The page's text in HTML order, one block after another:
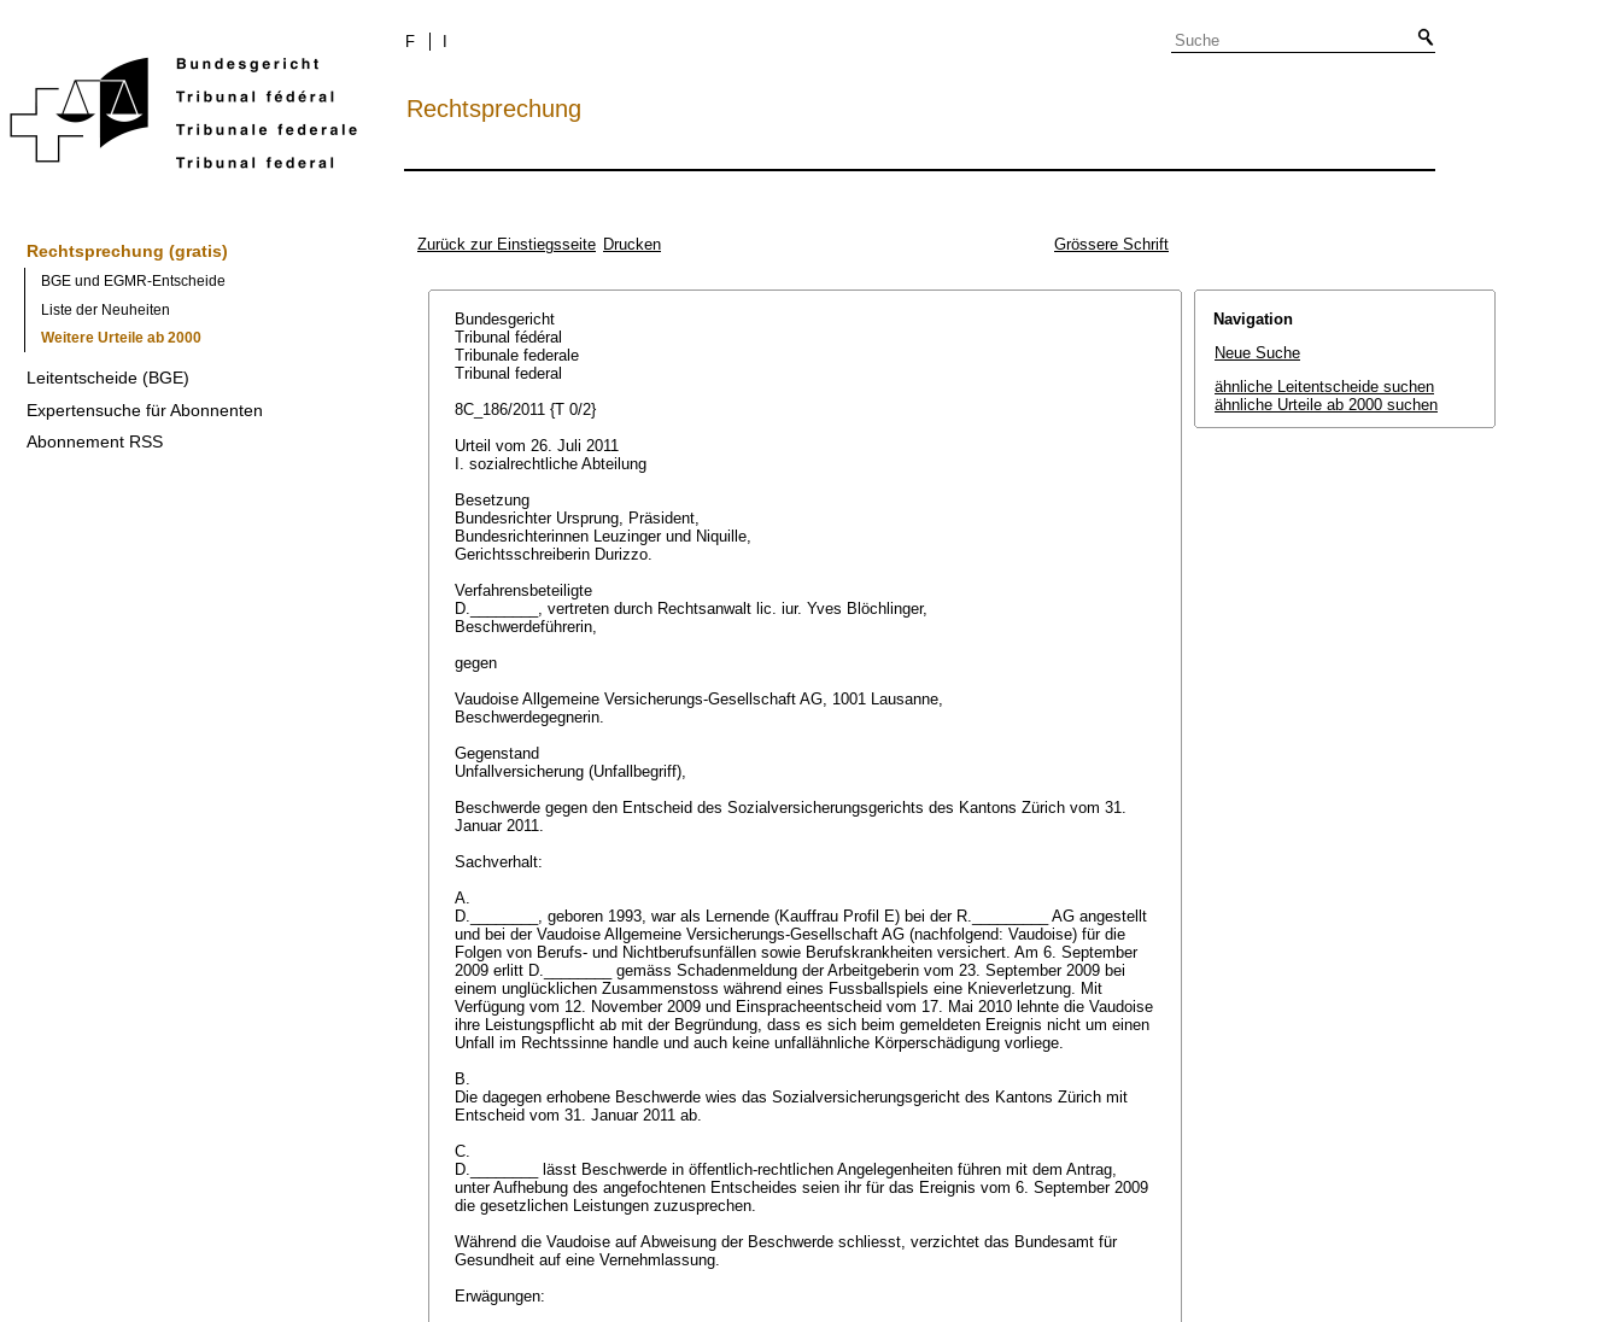
F
Rechtsprechung
Rechtsprechung (gratis)
BGE und EGMR-Entscheide
Liste der Neuheiten
Weitere Urteile ab 2000
Leitentscheide (BGE)
Expertensuche für Abonnenten
Abonnement RSS
Zurück zur Einstiegsseite Drucken Grössere Schrift
Bundesgericht
Tribunal fédéral
Tribunale federale
Tribunal federal
8C_186/2011 {T 0/2}
Urteil vom 26. Juli 2011
I. sozialrechtliche Abteilung
Besetzung
Bundesrichter Ursprung, Präsident,
Bundesrichterinnen Leuzinger und Niquille,
Gerichtsschreiberin Durizzo.
Verfahrensbeteiligte
D.________, vertreten durch Rechtsanwalt lic. iur. Yves Blöchlinger,
Beschwerdeführerin,
gegen
Vaudoise Allgemeine Versicherungs-Gesellschaft AG, 1001 Lausanne,
Beschwerdegegnerin.
Gegenstand
Unfallversicherung (Unfallbegriff),
Beschwerde gegen den Entscheid des Sozialversicherungsgerichts des Kantons Zürich vom 31.
Januar 2011.
Sachverhalt:
A.
D.________, geboren 1993, war als Lernende (Kauffrau Profil E) bei der R._________ AG angestellt
und bei der Vaudoise Allgemeine Versicherungs-Gesellschaft AG (nachfolgend: Vaudoise) für die
Folgen von Berufs- und Nichtberufsunfällen sowie Berufskrankheiten versichert. Am 6. September
2009 erlitt D.________ gemäss Schadenmeldung der Arbeitgeberin vom 23. September 2009 bei
einem unglücklichen Zusammenstoss während eines Fussballspiels eine Knieverletzung. Mit
Verfügung vom 12. November 2009 und Einspracheentscheid vom 17. Mai 2010 lehnte die Vaudoise
ihre Leistungspflicht ab mit der Begründung, dass es sich beim gemeldeten Ereignis nicht um einen
Unfall im Rechtssinne handle und auch keine unfallähnliche Körperschädigung vorliege.
B.
Die dagegen erhobene Beschwerde wies das Sozialversicherungsgericht des Kantons Zürich mit
Entscheid vom 31. Januar 2011 ab.
C.
D.________ lässt Beschwerde in öffentlich-rechtlichen Angelegenheiten führen mit dem Antrag,
unter Aufhebung des angefochtenen Entscheides seien ihr für das Ereignis vom 6. September 2009
die gesetzlichen Leistungen zuzusprechen.
Während die Vaudoise auf Abweisung der Beschwerde schliesst, verzichtet das Bundesamt für
Gesundheit auf eine Vernehmlassung.
Erwägungen:
Navigation
Neue Suche
ähnliche Leitentscheide suchen
ähnliche Urteile ab 2000 suchen